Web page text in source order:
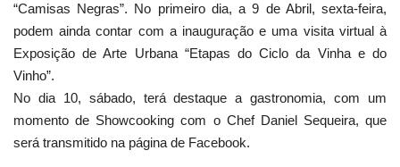
“Camisas Negras”. No primeiro dia, a 9 de Abril, sexta-feira,
podem ainda contar com a inauguração e uma visita virtual à
Exposição de Arte Urbana “Etapas do Ciclo da Vinha e do
Vinho”.
No dia 10, sábado, terá destaque a gastronomia, com um
momento de Showcooking com o Chef Daniel Sequeira, que
será transmitido na página de Facebook.